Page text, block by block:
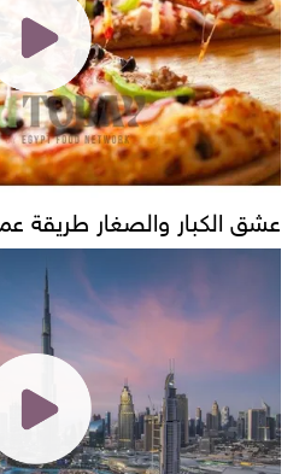
عشق الكبار والصغار طريقة